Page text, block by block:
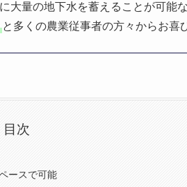
大量の地下水を蓄えることが可能
と多くの農業従事者の方々からお喜
目次
ースで可能